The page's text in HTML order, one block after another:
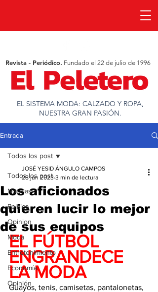
EL SISTEMA MODA: CALZADO Y ROPA,
NUESTRA GRAN PASIÓN.
Revista - Periódico. Fundado el 22 de julio de 1996
Entrada
Todos los post
Noticias
Política
Opinion
Moda
Entretenimiento
Economía
Opinión
Todos los post
Los aficionados
quieren lucir lo mejor
de sus equipos
JOSÉ YESID ÁNGULO CAMPOS
28 jun 2023 3 min de lectura
EL FÚTBOL
ENGRANDECE
LA MODA
Guayos, tenis, camisetas, pantalonetas,